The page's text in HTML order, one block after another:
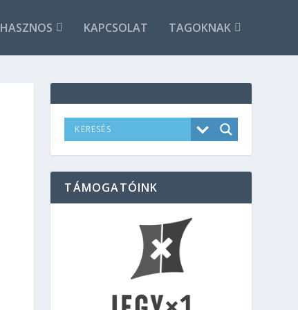
HASZNOS KAPCSOLAT TAGOKNAK
TÁMOGATÓINK